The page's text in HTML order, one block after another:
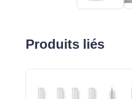
Produits liés